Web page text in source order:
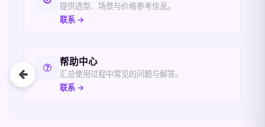
提供选型、场景与价格参考信息。
联系 →
帮助中心
汇总使用过程中常见的问题与解答。
联系 →